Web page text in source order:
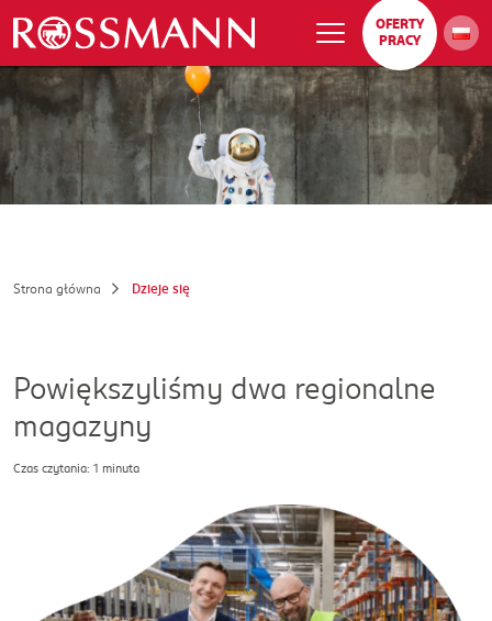
OFERTY
PRACY
Strona główna Dzieje się
Powiększyliśmy dwa regionalne
magazyny
Czas czytania: 1 minuta